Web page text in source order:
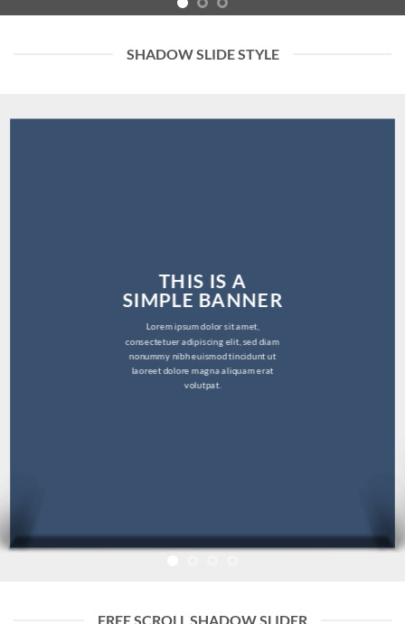
SHADOW SLIDE STYLE
THIS IS A
SIMPLE BANNER
Lorem ipsum dolor sit amet,
consectetuer adipiscing elit, sed diam
nonummy nibh euismod tincidunt ut
laoreet dolore magna aliquam erat
volutpat.
FREE SCROLL SHADOW SLIDER